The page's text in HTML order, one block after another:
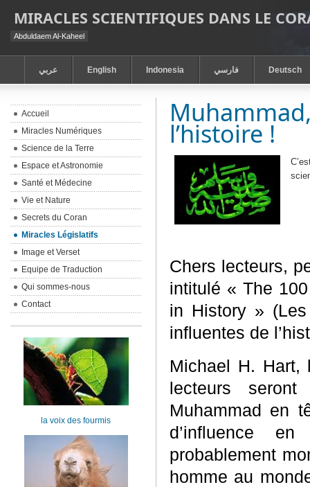
MIRACLES SCIENTIFIQUES DANS LE
Abduldaem Al-Kaheel
عربي English Indonesia فارسي Deutsch
l’histoire !
Chers lecteurs,
intitulé « The
in History »
influentes de
Michael H. Hart,
lecteurs
Muhammad en
d’influence
probablement
homme au
Accueil
Miracles Numériques
Science de la Terre
Espace et Astronomie
Santé et Médecine
Vie et Nature
Secrets du Coran
Miracles Législatifs
Image et Verset
Equipe de Traduction
Qui sommes-nous
Contact
la voix des fourmis